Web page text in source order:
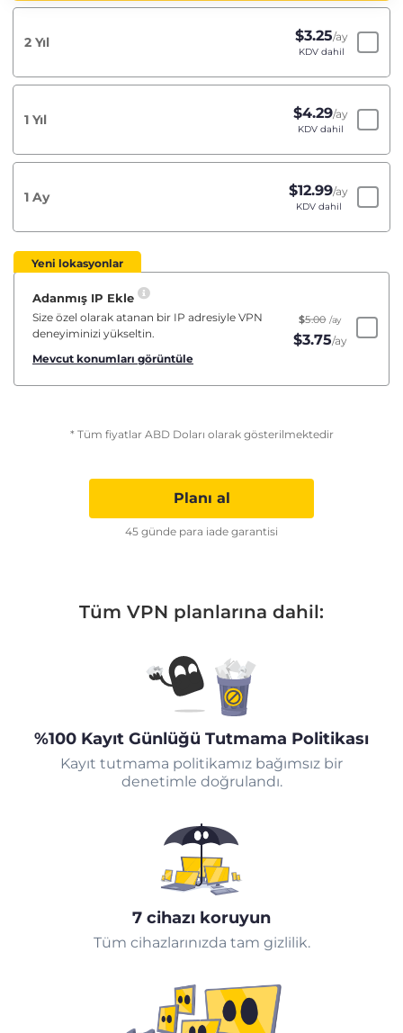
2 Yıl $3.25/ay
KDV dahil
1 Yıl $4.29/ay
KDV dahil
1 Ay $12.99/ay
KDV dahil
Yeni lokasyonlar
Adanmış IP Ekle
Size özel olarak atanan bir IP adresiyle VPN
deneyiminizi yükseltin.
Mevcut konumları görüntüle
$5.00 /ay
$3.75/ay
* Tüm fiyatlar ABD Doları olarak gösterilmektedir
Planı al
45 günde para iade garantisi
Tüm VPN planlarına dahil:
%100 Kayıt Günlüğü Tutmama Politikası
Kayıt tutmama politikamız bağımsız bir
denetimle doğrulandı.
7 cihazı koruyun
Tüm cihazlarınızda tam gizlilik.